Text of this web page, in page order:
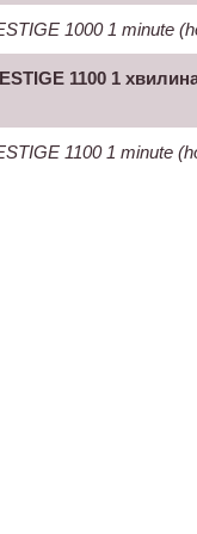
1000 1 minute
1100 1
1100 1 minute